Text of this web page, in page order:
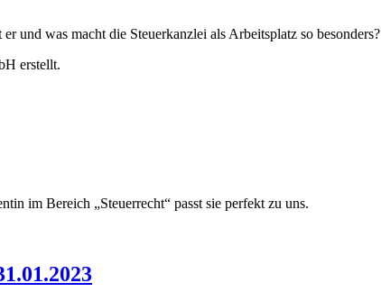
und was macht die Steuerkanzlei als Arbeitsplatz so besonders?
erstellt.
im Bereich „Steuerrecht“ passt sie perfekt zu uns.